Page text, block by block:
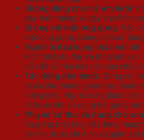
Không dùng cho trẻ em dưới 1
gây loét miệng và gây khó thở
Dị ứng với mật ong gừng: Nếu
mật ong gừng, không nên sử
Người bị đau bụng hoặc vấn đề
kích thích dạ dày và tăng tiết
vấn đề về tiêu hóa nên hạn chế
Tác động đến thuốc: Gừng có
thuốc như thuốc giảm đau, thuốc
loãng máu. Người dùng thuốc
sĩ trước khi sử dụng trà gừng mật
Phụ nữ có thai và đang cho
trà gừng mật ong nếu đang mang
trừ khi được chỉ định và giám sát